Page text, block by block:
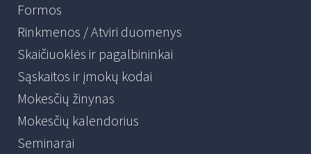
Formos
Rinkmenos / Atviri duomenys
Skaičiuoklės ir pagalbininkai
Sąskaitos ir įmokų kodai
Mokesčių žinynas
Mokesčių kalendorius
Seminarai